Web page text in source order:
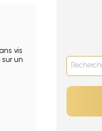
vis
un